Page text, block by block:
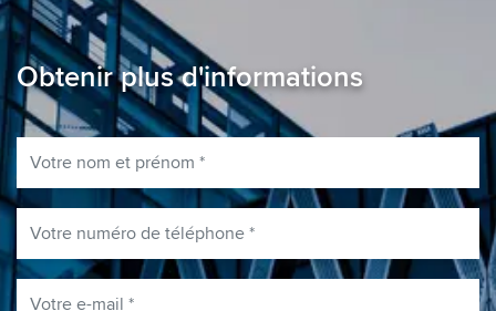
Obtenir plus d'informations